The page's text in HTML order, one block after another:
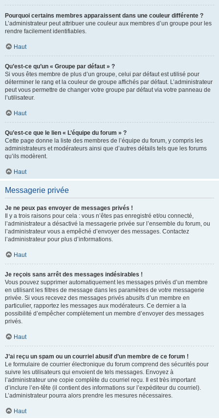
Pourquoi certains membres apparaissent dans une couleur différente ?
L’administrateur peut attribuer une couleur aux membres d’un groupe pour les
rendre facilement identifiables.
Haut
Qu’est-ce qu’un « Groupe par défaut » ?
Si vous êtes membre de plus d’un groupe, celui par défaut est utilisé pour
déterminer le rang et la couleur de groupe affichés par défaut. L’administrateur
peut vous permettre de changer votre groupe par défaut via votre panneau de
l’utilisateur.
Haut
Qu’est-ce que le lien « L’équipe du forum » ?
Cette page donne la liste des membres de l’équipe du forum, y compris les
administrateurs et modérateurs ainsi que d’autres détails tels que les forums
qu’ils modèrent.
Haut
Messagerie privée
Je ne peux pas envoyer de messages privés !
Il y a trois raisons pour cela : vous n’êtes pas enregistré et/ou connecté,
l’administrateur a désactivé la messagerie privée sur l’ensemble du forum, ou
l’administrateur vous a empêché d’envoyer des messages. Contactez
l’administrateur pour plus d’informations.
Haut
Je reçois sans arrêt des messages indésirables !
Vous pouvez supprimer automatiquement les messages privés d’un membre
en utilisant les filtres de message dans les paramètres de votre messagerie
privée. Si vous recevez des messages privés abusifs d’un membre en
particulier, rapportez les messages aux modérateurs. Ce dernier a la
possibilité d’empêcher complètement un membre d’envoyer des messages
privés.
Haut
J’ai reçu un spam ou un courriel abusif d’un membre de ce forum !
Le formulaire de courrier électronique du forum comprend des sécurités pour
suivre les utilisateurs qui envoient de tels messages. Envoyez à
l’administrateur une copie complète du courriel reçu. Il est très important
d’inclure l’en-tête (il contient des informations sur l’expéditeur du courriel).
L’administrateur pourra alors prendre les mesures nécessaires.
Haut